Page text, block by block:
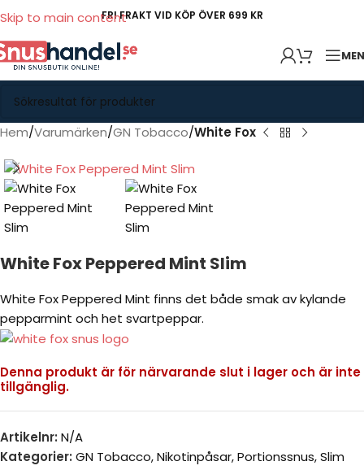
Skip to main contentFRI FRAKT VID KÖP ÖVER 699 KR
Hem Varumärken GN Tobacco White Fox
White Fox Peppered Mint Slim
White Fox Peppered Mint finns det både smak av kylande
pepparmint och het svartpeppar.
Denna produkt är för närvarande slut i lager och är inte
tillgänglig.
Artikelnr: N/A
Kategorier: GN Tobacco,Nikotinpåsar,Portionssnus,Slim